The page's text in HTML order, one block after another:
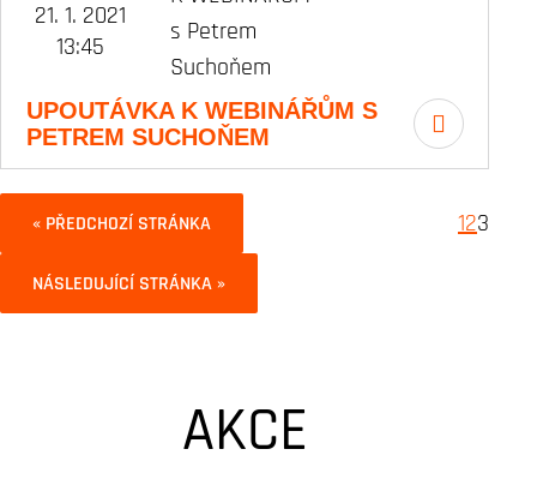
21. 1. 2021
13:45
UPOUTÁVKA K WEBINÁŘŮM S
PETREM SUCHOŇEM
« PŘEDCHOZÍ STRÁNKA 123
NÁSLEDUJÍCÍ STRÁNKA »
AKCE